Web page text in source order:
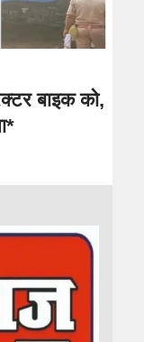
बाइक को,